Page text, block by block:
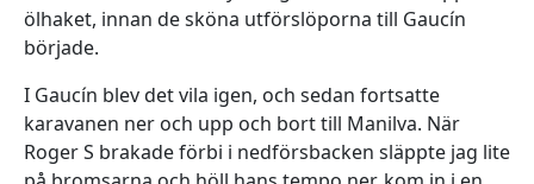
ölhaket, innan de sköna utförslöporna till Gaucín
började.
I Gaucín blev det vila igen, och sedan fortsatte
karavanen ner och upp och bort till Manilva. När
Roger S brakade förbi i nedförsbacken släppte jag lite